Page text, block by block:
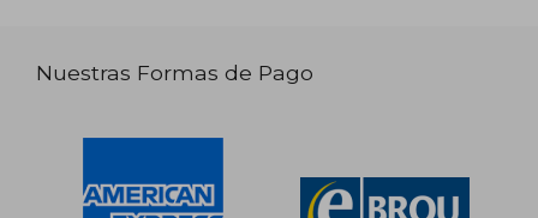
Nuestras Formas de Pago